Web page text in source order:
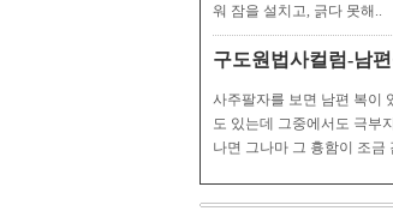
워 잠을 설치고, 긁다 못해..
구도원법사컬럼-남
사주팔자를 보면 남편 복이
도 있는데 그중에서도 극부
나면 그나마 그 흉함이 조금